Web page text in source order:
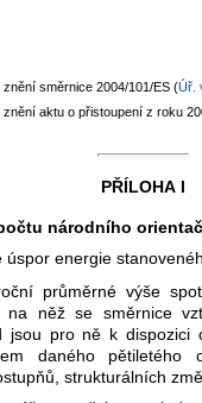
znění směrnice 2004/101/ES (Úř.
znění aktu o přistoupení z roku
PŘÍLOHA I
národního
energie
průměrné výše
na něž se směrnice
jsou pro ně k
daného pětiletého
strukturálních